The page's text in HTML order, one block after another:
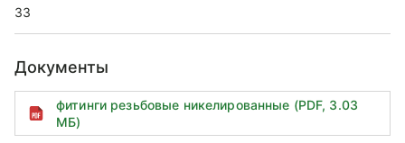
33
Документы
фитинги резьбовые никелированные (PDF, 3.03
МБ)